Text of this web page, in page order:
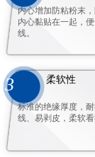
内心增加防粘粉末
内心黏贴在一起，
线。
3 柔软性
标准的绝缘厚度，
线、易剥皮，柔软看